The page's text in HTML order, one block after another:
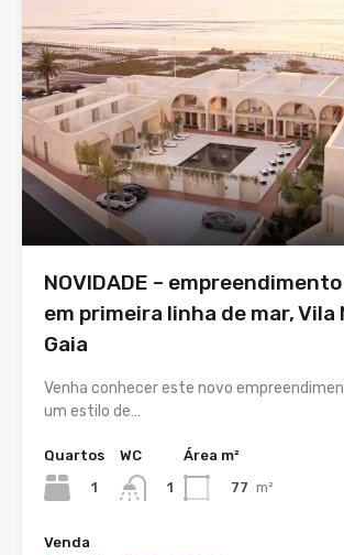
NOVIDADE –
em primeira linha de mar, Vila
Gaia
Venha conhecer este novo
um estilo de…
Quartos
1
WC
1
Área m²
77 m²
Venda